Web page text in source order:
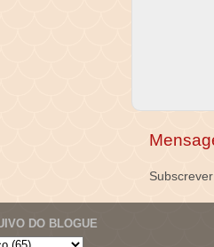
DO BLOGUE